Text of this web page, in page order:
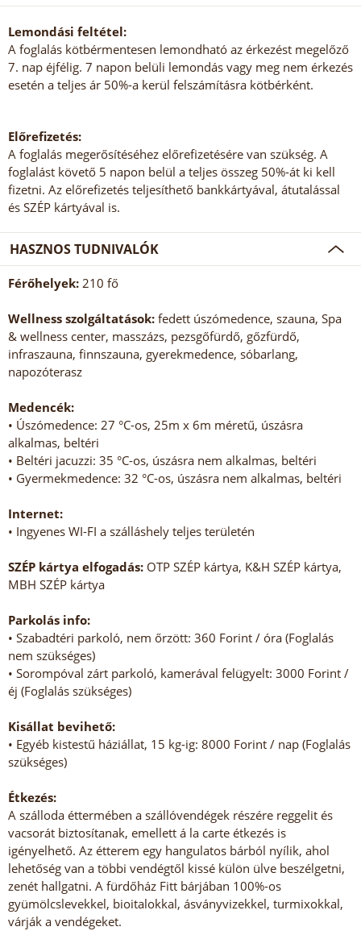
Lemondási feltétel:
A foglalás kötbérmentesen lemondható az érkezést megelőző
7. nap éjfélig. 7 napon belüli lemondás vagy meg nem érkezés
esetén a teljes ár 50%-a kerül felszámításra kötbérként.
Előrefizetés:
A foglalás megerősítéséhez előrefizetésére van szükség. A
foglalást követő 5 napon belül a teljes összeg 50%-át ki kell
fizetni. Az előrefizetés teljesíthető bankkártyával, átutalással
és SZÉP kártyával is.
HASZNOS TUDNIVALÓK
Férőhelyek: 210 fő
Wellness szolgáltatások: fedett úszómedence, szauna, Spa
& wellness center, masszázs, pezsgőfürdő, gőzfürdő,
infraszauna, finnszauna, gyerekmedence, sóbarlang,
napozóterasz
Medencék:
• Úszómedence: 27 °C-os, 25m x 6m méretű, úszásra
alkalmas, beltéri
• Beltéri jacuzzi: 35 °C-os, úszásra nem alkalmas, beltéri
• Gyermekmedence: 32 °C-os, úszásra nem alkalmas, beltéri
Internet:
• Ingyenes WI-FI a szálláshely teljes területén
SZÉP kártya elfogadás: OTP SZÉP kártya, K&H SZÉP kártya,
MBH SZÉP kártya
Parkolás info:
• Szabadtéri parkoló, nem őrzött: 360 Forint / óra (Foglalás
nem szükséges)
• Sorompóval zárt parkoló, kamerával felügyelt: 3000 Forint /
éj (Foglalás szükséges)
Kisállat bevihető:
• Egyéb kistestű háziállat, 15 kg-ig: 8000 Forint / nap (Foglalás
szükséges)
Étkezés:
A szálloda éttermében a szállóvendégek részére reggelit és
vacsorát biztosítanak, emellett á la carte étkezés is
igényelhető. Az étterem egy hangulatos bárból nyílik, ahol
lehetőség van a többi vendégtől kissé külön ülve beszélgetni,
zenét hallgatni. A fürdőház Fitt bárjában 100%-os
gyümölcslevekkel, bioitalokkal, ásványvizekkel, turmixokkal,
várják a vendégeket.